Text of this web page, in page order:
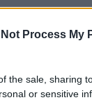
Not Process My
the sale, sharing
or sensitive
Guccini, il
dalla Costa